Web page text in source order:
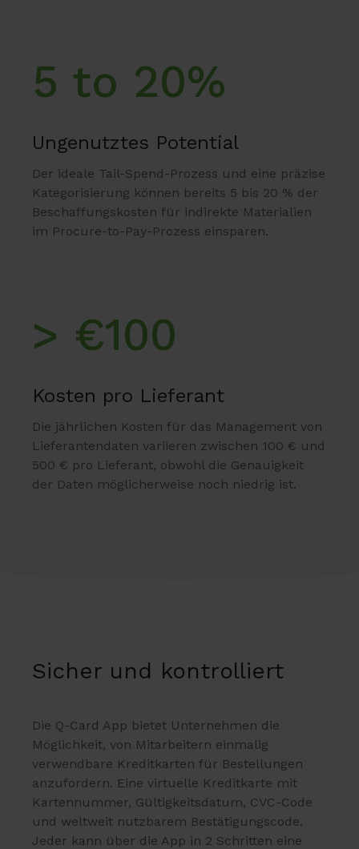
5 to 20%
Ungenutztes Potential
Der ideale Tail-Spend-Prozess und eine präzise
Kategorisierung können bereits 5 bis 20 % der
Beschaffungskosten für indirekte Materialien
im Procure-to-Pay-Prozess einsparen.
> €100
Kosten pro Lieferant
Die jährlichen Kosten für das Management von
Lieferantendaten variieren zwischen 100 € und
500 € pro Lieferant, obwohl die Genauigkeit
der Daten möglicherweise noch niedrig ist.
Sicher und kontrolliert
Die Q-Card App bietet Unternehmen die
Möglichkeit, von Mitarbeitern einmalig
verwendbare Kreditkarten für Bestellungen
anzufordern. Eine virtuelle Kreditkarte mit
Kartennummer, Gültigkeitsdatum, CVC-Code
und weltweit nutzbarem Bestätigungscode.
Jeder kann über die App in 2 Schritten eine